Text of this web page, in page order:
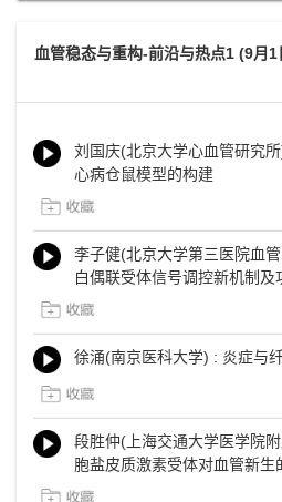
血管稳态与重构-前沿与热点1 (9月1
刘国庆(北京大学心血管研究
心病仓鼠模型的构建
李子健(北京大学第三医院血
白偶联受体信号调控新机制及
徐涌(南京医科大学) : 炎症与
段胜仲(上海交通大学医学院
胞盐皮质激素受体对血管新生